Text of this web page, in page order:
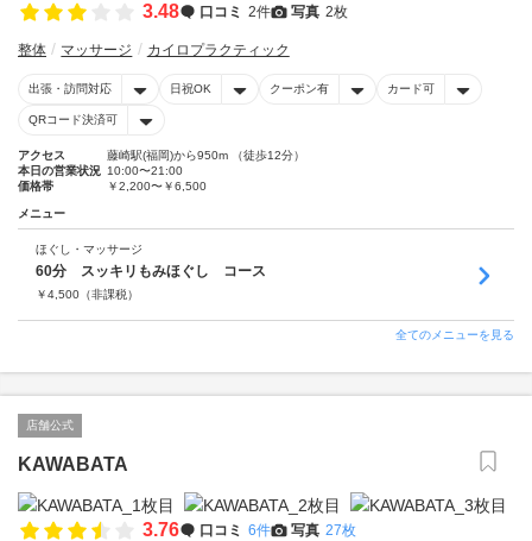
3.48 口コミ 2件 写真 2枚
整体 マッサージ カイロプラクティック
出張・訪問対応 日祝OK クーポン有 カード可
QRコード決済可
アクセス
藤崎駅(福岡)から950m （徒歩12分）
本日の営業状況 10:00〜21:00
価格帯
￥2,200〜￥6,500
メニュー
ほぐし・マッサージ
60分 スッキリもみほぐし コース
￥4,500 （非課税）
全てのメニューを見る
店舗公式
KAWABATA
3.76 口コミ 6件 写真 27枚